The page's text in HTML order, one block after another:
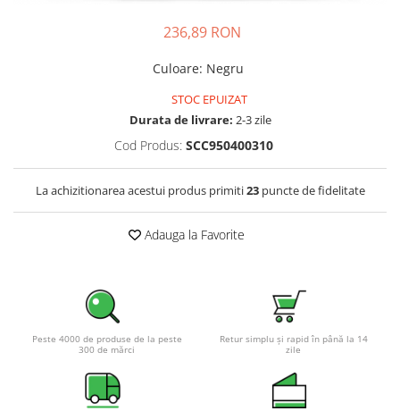
Incarcatoare acumulatori
Panouri fotovoltaice si accesorii
Invertoare On-grid
Convertoare de tensiune
236,89 RON
Culoare: Negru
STOC EPUIZAT
Durata de livrare: 2-3 zile
Cod Produs: SCC950400310
La achizitionarea acestui produs primiti23puncte de fidelitate
Adauga la Favorite
Peste 4000 de produse de la peste
300 de mărci
Retur simplu și rapid în până la 14
zile